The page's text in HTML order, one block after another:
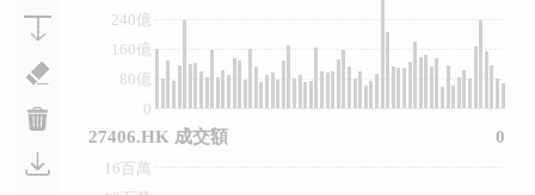
0
80億
160億
240億
16百萬
27406.HK 成交額 0